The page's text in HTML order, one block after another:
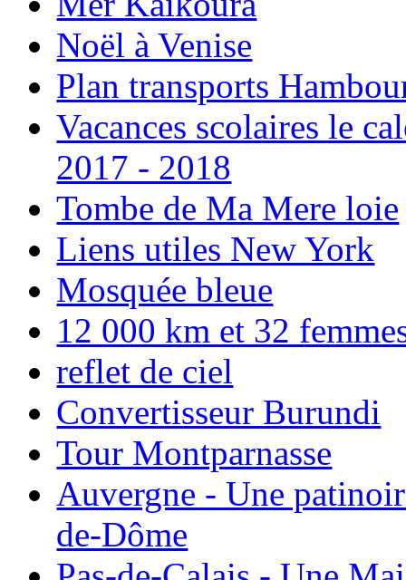
Noël à Venise
Plan transports
Vacances scolaires le
2017 - 2018
Tombe de Ma Mere loie
Liens utiles New York
Mosquée bleue
12 000 km et 32
reflet de ciel
Convertisseur Burundi
Tour Montparnasse
Auvergne - Une
de-Dôme